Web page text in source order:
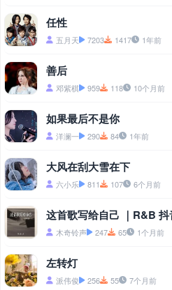
任性
五月天 7203 1417 1年前
善后
邓紫棋 959 118 10个月前
如果最后不是你
洋澜一 290 84 1年前
大风在刮大雪在下
六小乐 811 107 6个月前
木奇铃声 247 65 1个月前
左转灯
派伟俊 256 55 7个月前